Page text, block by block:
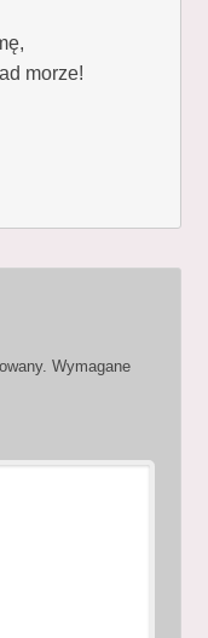
morze!
Wymagane